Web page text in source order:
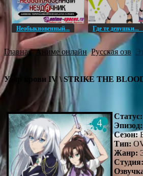
Необыкновенный... Где те девушки...
Главная Аниме онлайн Русская озв
Удар крови IV \ STRIKE THE
Статус:
Эпизод:
Сезон:
Тип:
Жанр:
Студия: